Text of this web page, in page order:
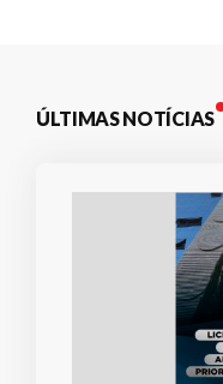
ÚLTIMAS NOTÍCIAS